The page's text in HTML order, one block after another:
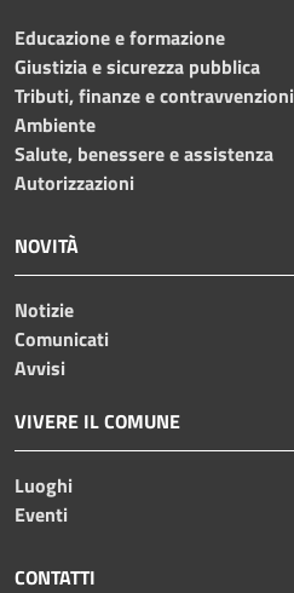
Educazione e formazione
Giustizia e sicurezza pubblica
Tributi, finanze e contravvenzioni
Ambiente
Salute, benessere e assistenza
Autorizzazioni
NOVITÀ
Notizie
Comunicati
Avvisi
VIVERE IL COMUNE
Luoghi
Eventi
CONTATTI